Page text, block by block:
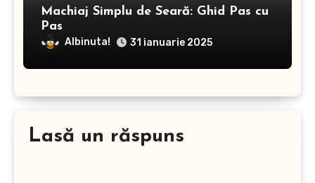
Machiaj Simplu de Seară: Ghid Pas cu
Pas
Albinuta! 31 ianuarie 2025
Lasă un răspuns